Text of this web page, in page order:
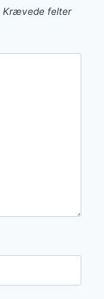
Krævede felter